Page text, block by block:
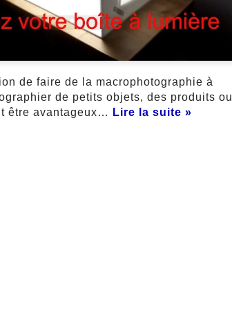
de faire de la macrophotographie à
de petits objets, des produits ou
être avantageux…
Lire la suite »